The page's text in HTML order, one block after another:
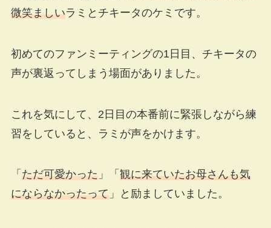
微笑ましいラミとチキータのケミです。
初めてのファンミーティングの1日目、チキータの
声が裏返ってしまう場面がありました。
これを気にして、2日目の本番前に緊張しながら練
習をしていると、ラミが声をかけます。
「 ただ可愛かった」「 観に来ていたお母さんも気
にならなかったって」と励ましていました。